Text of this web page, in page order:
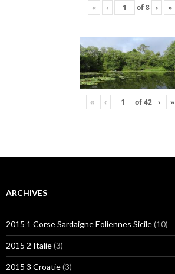
« ‹ of8 › »
« ‹ of42 › »
ARCHIVES
2015 1 Corse Sardaigne Eoliennes Sicile(10)
2015 2 Italie(3)
2015 3 Croatie(3)